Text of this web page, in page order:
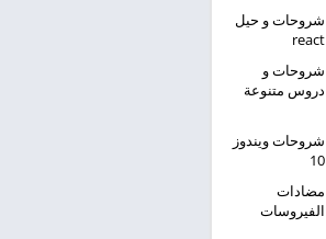
شروحات و حيل
react
شروحات و
دروس متنوعة
شروحات ويندوز
10
مضادات
الفيروسات